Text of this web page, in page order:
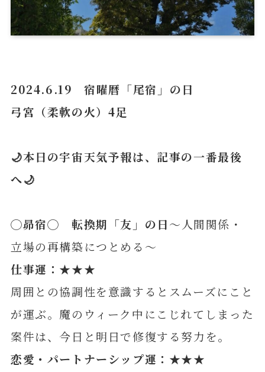
2024.6.19 宿曜暦「尾宿」の日
弓宮（柔軟の火）4足
🌙本日の宇宙天気予報は、記事の一番最後
へ🌙
◯昴宿◯ 転換期「友」の日～人間関係・
立場の再構築につとめる～
仕事運：★★★
周囲との協調性を意識するとスムーズにこと
が運ぶ。魔のウィーク中にこじれてしまった
案件は、今日と明日で修復する努力を。
恋愛・パートナーシップ運：★★★